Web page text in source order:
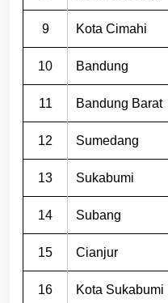
9 Kota Cimahi
10 Bandung
11 Bandung Barat
12 Sumedang
13 Sukabumi
14 Subang
15 Cianjur
16 Kota Sukabumi